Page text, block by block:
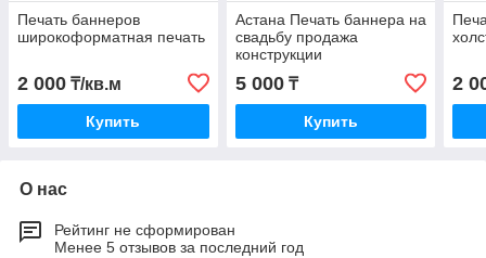
Печать баннеров
широкоформатная печать
2 000 ₸/кв.м
Купить
Астана Печать баннера на
свадьбу продажа
конструкции
5 000₸
Купить
2
О нас
Рейтинг не сформирован
Менее 5 отзывов за последний год